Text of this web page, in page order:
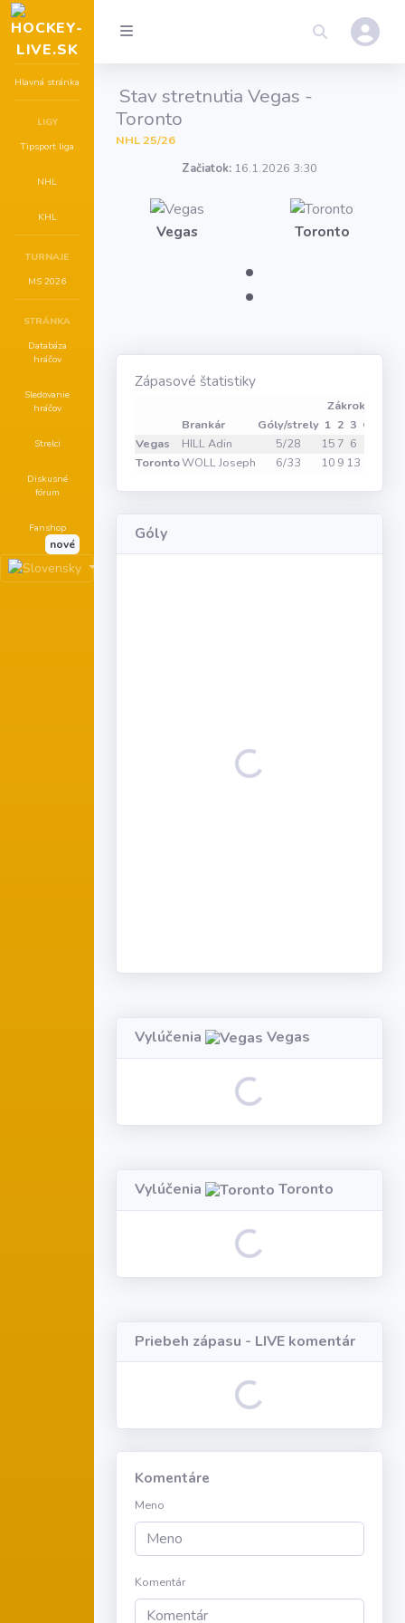
Hlavná stránka
LIGY
Tipsport liga
NHL
KHL
TURNAJE
MS 2026
STRÁNKA
Databáza
hráčov
Sledovanie
hráčov
Strelci
Diskusné
fórum
Fanshop
nové
Stav stretnutia Vegas -
Toronto
NHL 25/26
Začiatok: 16.1.2026 3:30
Vegas
:
Toronto
Zápasové štatistiky
Zákroky
Brankár
Góly/strely 1 2 3 OT
Vegas
HILL Adin 5/28 15 7 6
TorontoWOLL Joseph 6/33 10 9 13
Góly
Loading...
Vylúčenia Vegas
Loading...
Vylúčenia Toronto
Loading...
Priebeh zápasu - LIVE komentár
Loading...
Komentáre
Meno
Komentár